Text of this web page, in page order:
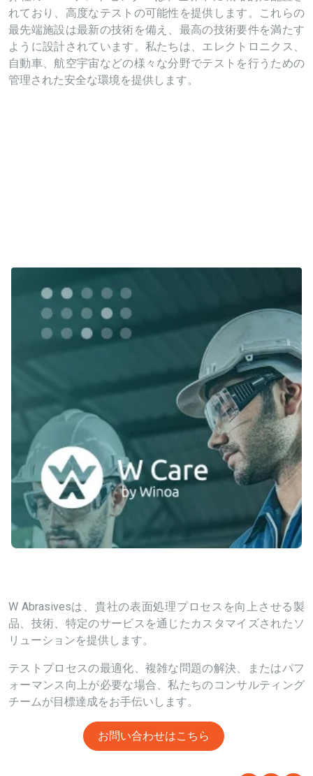
れており、 高度なテストの可能性を提供します。これらの
最先端施設は最新の技術を備え、最高の技術要件を満たす
ように設計されています。私たちは、エレクトロニクス、
自動車、航空宇宙などの様々な分野でテストを行うための
管理された安全な環境を提供します。
W Abrasivesは、貴社の表面処理プロセスを向上させる製
品、技術、特定のサービスを通じたカスタマイズされたソ
リューションを提供します。
テストプロセスの最適化、複雑な問題の解決、またはパフ
ォーマンス向上が必要な場合、私たちのコンサルティング
チームが目標達成をお手伝いします。
お問い合わせはこちら